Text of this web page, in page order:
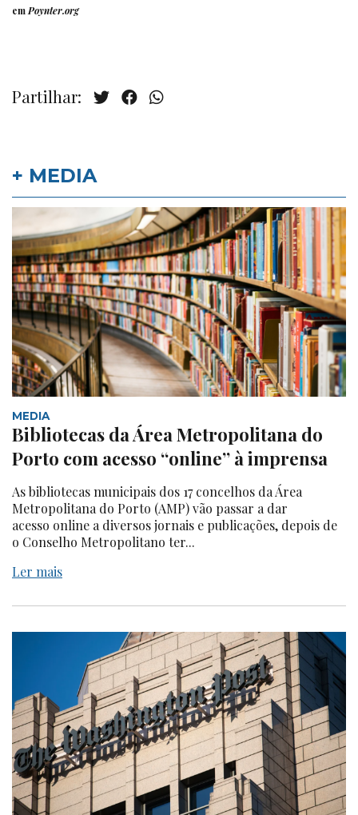
emPoynter.org
Partilhar:
+ MEDIA
MEDIA
Bibliotecas da Área Metropolitana do
Porto com acesso “online” à imprensa
As bibliotecas municipais dos 17 concelhos da Área
Metropolitana do Porto (AMP) vão passar a dar
acesso online a diversos jornais e publicações, depois de
o Conselho Metropolitano ter...
Ler mais